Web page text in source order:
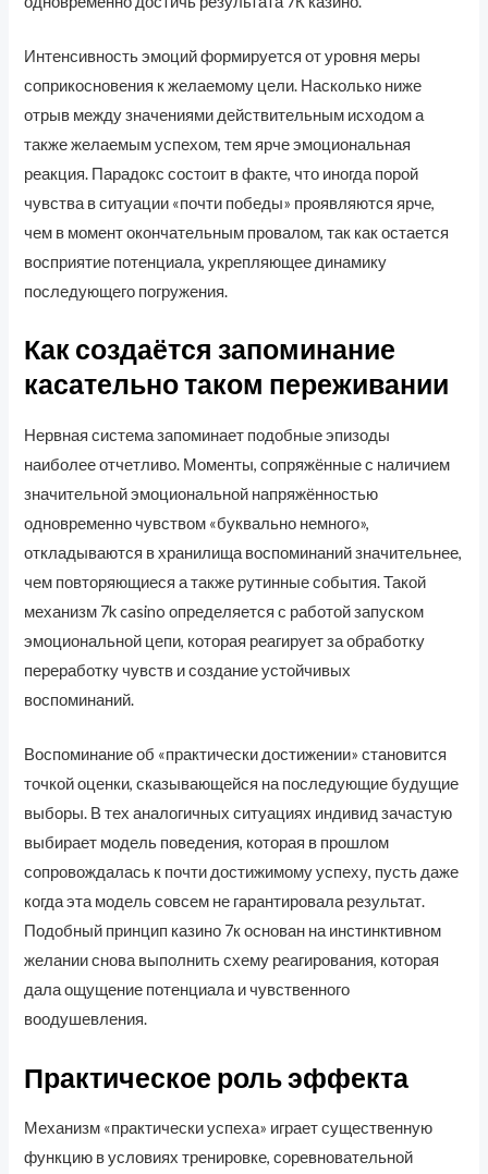
Интенсивность эмоций формируется от уровня меры
соприкосновения к желаемому цели. Насколько ниже
отрыв между значениями действительным исходом а
также желаемым успехом, тем ярче эмоциональная
реакция. Парадокс состоит в факте, что иногда порой
чувства в ситуации «почти победы» проявляются ярче,
чем в момент окончательным провалом, так как остается
восприятие потенциала, укрепляющее динамику
последующего погружения.
Как создаётся запоминание
касательно таком переживании
Нервная система запоминает подобные эпизоды
наиболее отчетливо. Моменты, сопряжённые с наличием
значительной эмоциональной напряжённостью
одновременно чувством «буквально немного»,
откладываются в хранилища воспоминаний значительнее,
чем повторяющиеся а также рутинные события. Такой
механизм 7k casino определяется с работой запуском
эмоциональной цепи, которая реагирует за обработку
переработку чувств и создание устойчивых
воспоминаний.
Воспоминание об «практически достижении» становится
точкой оценки, сказывающейся на последующие будущие
выборы. В тех аналогичных ситуациях индивид зачастую
выбирает модель поведения, которая в прошлом
сопровождалась к почти достижимому успеху, пусть даже
когда эта модель совсем не гарантировала результат.
Подобный принцип казино 7к основан на инстинктивном
желании снова выполнить схему реагирования, которая
дала ощущение потенциала и чувственного
воодушевления.
Практическое роль эффекта
Механизм «практически успеха» играет существенную
функцию в условиях тренировке, соревновательной